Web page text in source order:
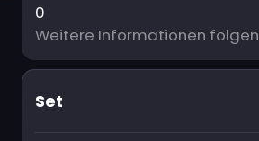
0
Weitere Informationen
Set